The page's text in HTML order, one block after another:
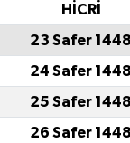
HİCRİ
23 Safer 1448
24 Safer 1448
25 Safer 1448
26 Safer 1448